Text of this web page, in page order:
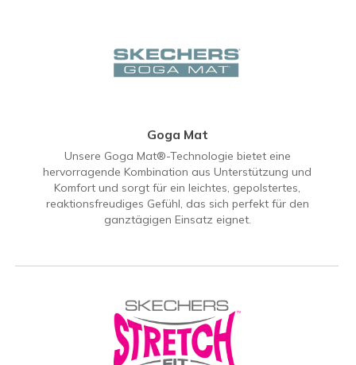
Goga Mat
Unsere Goga Mat®-Technologie bietet eine
hervorragende Kombination aus Unterstützung und
Komfort und sorgt für ein leichtes, gepolstertes,
reaktionsfreudiges Gefühl, das sich perfekt für den
ganztägigen Einsatz eignet.